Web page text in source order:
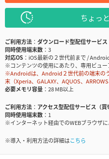
ちょっ
ご利用方法
ダウンロード型配信サービス
同時使用端末数
3
対応OS
iOS最新の２世代前まで /
※コンテンツの使用にあたり、専用ビュ
※Androidは、Android２世代前の端末の
末（Xperia、GALAXY、AQUOS、
必要メモリ容量
28 MB以上
ご利用方法
アクセス型配信サービス（買
同時使用端末数
1
※インターネット経由でのWEBブラウザ
※導入・利用方法の詳細はこちら